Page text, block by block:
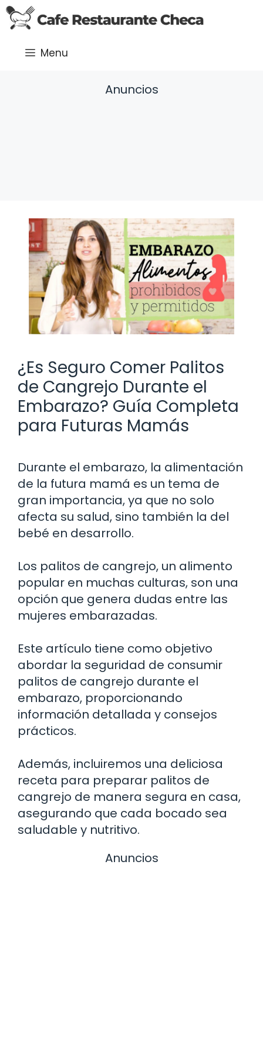
Saltar
al
Menu
Anuncios
¿Es Seguro Comer Palitos
de Cangrejo Durante el
Embarazo? Guía Completa
para Futuras Mamás
Durante el embarazo, la alimentación
de la futura mamá es un tema de
gran importancia, ya que no solo
afecta su salud, sino también la del
bebé en desarrollo.
Los palitos de cangrejo, un alimento
popular en muchas culturas, son una
opción que genera dudas entre las
mujeres embarazadas.
Este artículo tiene como objetivo
abordar la seguridad de consumir
palitos de cangrejo durante el
embarazo, proporcionando
información detallada y consejos
prácticos.
Además, incluiremos una deliciosa
receta para preparar palitos de
cangrejo de manera segura en casa,
asegurando que cada bocado sea
saludable y nutritivo.
Anuncios